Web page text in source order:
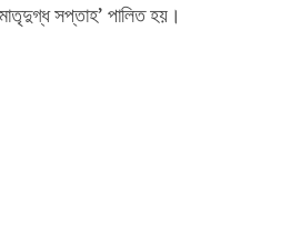
সপ্তাহ’ পালিত হয়।